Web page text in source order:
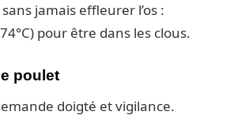
jamais effleurer l’os :
pour être dans les clous.
poulet
doigté et vigilance.